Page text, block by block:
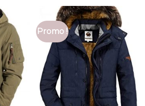
Promo !